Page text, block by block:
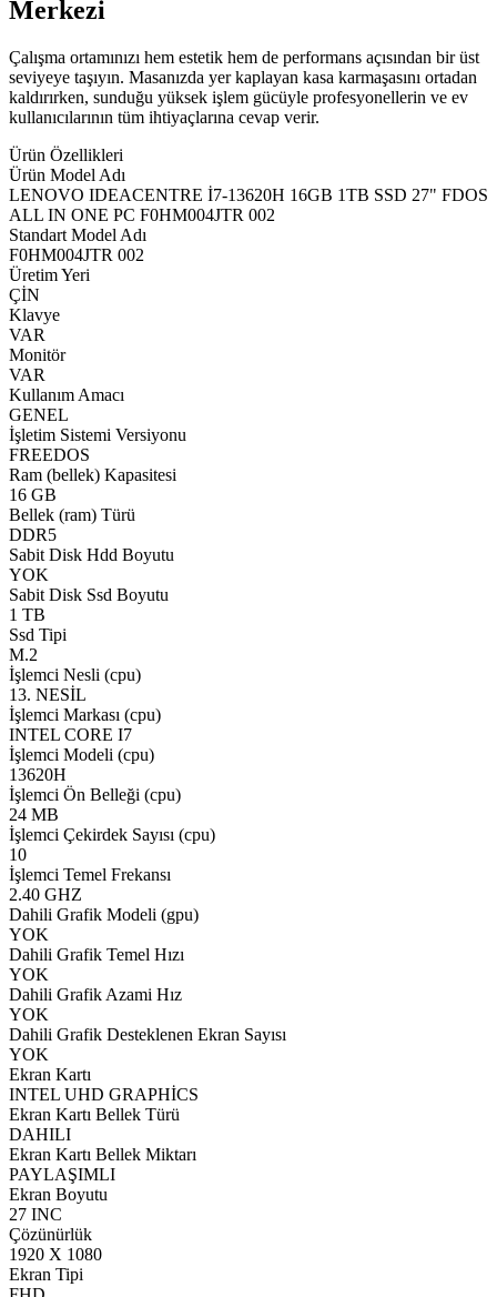
Merkezi
Çalışma ortamınızı hem estetik hem de performans açısından bir üst
seviyeye taşıyın. Masanızda yer kaplayan kasa karmaşasını ortadan
kaldırırken, sunduğu yüksek işlem gücüyle profesyonellerin ve ev
kullanıcılarının tüm ihtiyaçlarına cevap verir.
Ürün Özellikleri
Ürün Model Adı
LENOVO IDEACENTRE İ7-13620H 16GB 1TB SSD 27" FDOS
ALL IN ONE PC F0HM004JTR 002
Standart Model Adı
F0HM004JTR 002
Üretim Yeri
ÇİN
Klavye
VAR
Monitör
VAR
Kullanım Amacı
GENEL
İşletim Sistemi Versiyonu
FREEDOS
Ram (bellek) Kapasitesi
16 GB
Bellek (ram) Türü
DDR5
Sabit Disk Hdd Boyutu
YOK
Sabit Disk Ssd Boyutu
1 TB
Ssd Tipi
M.2
İşlemci Nesli (cpu)
13. NESİL
İşlemci Markası (cpu)
INTEL CORE I7
İşlemci Modeli (cpu)
13620H
İşlemci Ön Belleği (cpu)
24 MB
İşlemci Çekirdek Sayısı (cpu)
10
İşlemci Temel Frekansı
2.40 GHZ
Dahili Grafik Modeli (gpu)
YOK
Dahili Grafik Temel Hızı
YOK
Dahili Grafik Azami Hız
YOK
Dahili Grafik Desteklenen Ekran Sayısı
YOK
Ekran Kartı
INTEL UHD GRAPHİCS
Ekran Kartı Bellek Türü
DAHILI
Ekran Kartı Bellek Miktarı
PAYLAŞIMLI
Ekran Boyutu
27 INC
Çözünürlük
1920 X 1080
Ekran Tipi